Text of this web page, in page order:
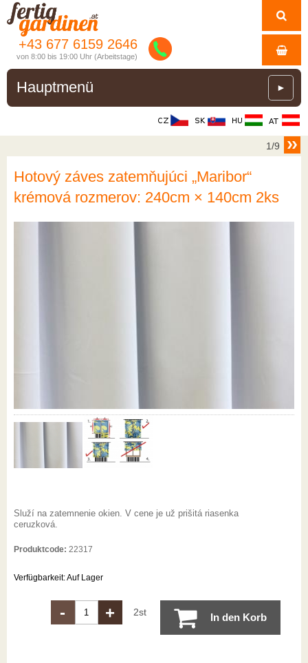
+43 677 6159 2646
von 8:00 bis 19:00 Uhr (Arbeitstage)
Hauptmenü ►
1/9
Hotový záves zatemňujúci „Maribor“
krémová rozmerov: 240cm × 140cm 2ks
Služí na zatemnenie okien. V cene je už prišitá riasenka
ceruzková.
Produktcode: 22317
Verfügbarkeit:Auf Lager
- + 2st In den Korb